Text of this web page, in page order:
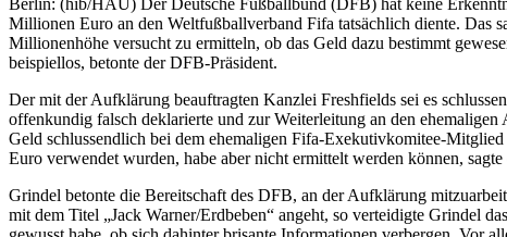
Millionen Euro an den Weltfußballverband Fifa tatsächlich diente. Das
Millionenhöhe versucht zu ermitteln, ob das Geld dazu bestimmt
beispiellos, betonte der DFB-Präsident.
Der mit der Aufklärung beauftragten Kanzlei Freshfields sei es
offenkundig falsch deklarierte und zur Weiterleitung an den
Geld schlussendlich bei dem ehemaligen Fifa-Exekutivkomitee-
Euro verwendet wurden, habe aber nicht ermittelt werden können,
Grindel betonte die Bereitschaft des DFB, an der Aufklärung
mit dem Titel „Jack Warner/Erdbeben“ angeht, so verteidigte Grindel